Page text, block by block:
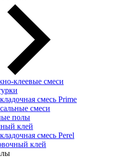
клеевые смеси
смесь Prime
смеси
полы
клей
смесь Perel
клей